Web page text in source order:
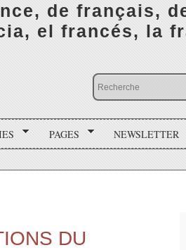
de français,
el francés, la
PAGES NEWSLETTER
DU